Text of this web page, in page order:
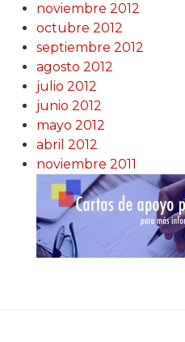
noviembre 2012
octubre 2012
septiembre 2012
agosto 2012
julio 2012
junio 2012
mayo 2012
abril 2012
noviembre 2011